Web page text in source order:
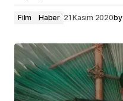
Film Haber 21 Kasım 2020by